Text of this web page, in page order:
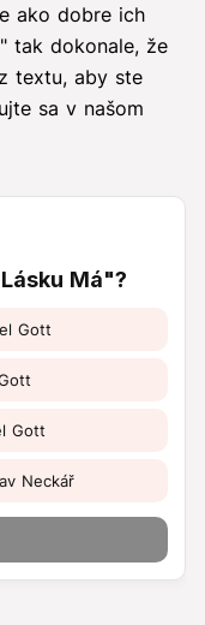
ako dobre ich
tak dokonale, že
textu, aby ste
sa v našom